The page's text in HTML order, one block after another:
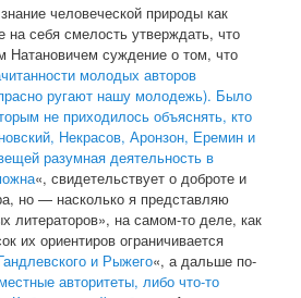
человеческой природы как
на себя смелость утверждать, что
Натановичем суждение о том, что
молодых авторов
ругают нашу молодежь). Было
не приходилось объяснять, кто
Некрасов, Аронзон, Еремин и
разумная деятельность в
«, свидетельствует о доброте и
но — насколько я представляю
литераторов», на самом-то деле, как
их ориентиров ограничивается
и Рыжего«, а дальше по-
авторитеты, либо что-то